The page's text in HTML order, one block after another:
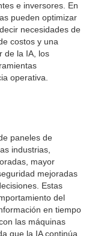
e inversores. En
pueden optimizar
necesidades de
costos y una
de la IA, los
operativa.
paneles de
industrias,
mayor
mejoradas
Estas
del
en tiempo
las máquinas
que la IA continúa